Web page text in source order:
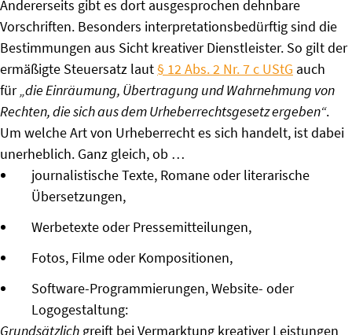
Andererseits gibt es dort ausgesprochen dehnbare
Vorschriften. Besonders interpretationsbedürftig sind die
Bestimmungen aus Sicht kreativer Dienstleister. So gilt der
ermäßigte Steuersatz laut§ 12 Abs. 2 Nr. 7 c UStG auch
für„die Einräumung, Übertragung und Wahrnehmung von
Rechten, die sich aus dem Urheberrechtsgesetz ergeben“.
Um welche Art von Urheberrecht es sich handelt, ist dabei
unerheblich. Ganz gleich, ob …
journalistische Texte, Romane oder literarische
Übersetzungen,
Werbetexte oder Pressemitteilungen,
Fotos, Filme oder Kompositionen,
Software-Programmierungen, Website- oder
Logogestaltung:
Grundsätzlich greift bei Vermarktung kreativer Leistungen